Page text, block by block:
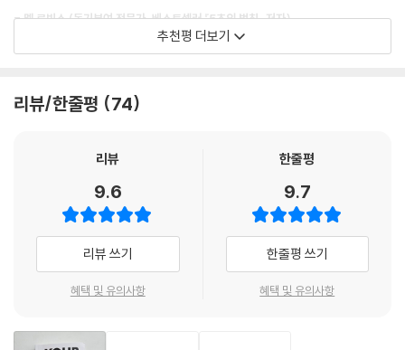
싫은 일, 절대로 보고 싶지 않은 영화, 출근이 꺼려지는 이유를 적어보자.
사람이든 사물이든 당신을 불쾌하게 하는 것을 총망라하자. 솔직하게 적
스마스에 수지 이모를 볼 생각만 해도 치가 떨린다면 그 이름도 목록에 올
리자. … 그런 것을 하나로 묶는 주제가 무엇인가? 그것을 알고 그 반대를
치’라면 당신의 한 단어는 ‘관심’이 될 수 있다. 반대 주제가 ‘낙담’이라면 한
단어는 ‘의욕’이 될 것이다. ‘파괴하다’는 ‘창조하다’로 바뀐다. ‘미움’은 ‘사
랑’이 된다.
--- p.104~105
당신의 한 단어는 팀원이 계획을 세우고 의사결정을 하고 행동에 방향성을
제시할 수 있어야 한다. 당신의 한 단어는 당신의 경영 철학이다. 어떤 주요
야 한다. 한 단어는 당신이 하는 행동의 방향성을 정하는 최고의 도구이다.
삶과 일, 관계, 사업의 성공은
결국 당신의 본질로부터 시작된다!
명의 구독자를 보유한 인기 크리에이터이자 사업가로 성공했다. 자신의 본
질을 담은, 앞으로의 일과 삶에 추진력을 제공할 ‘코어’가 되어줄 한 단어를
찾았을 뿐인데 300달러짜리 인생에서 존슨앤드존슨, 마이크로소프트 등
전 세계 30여 개국에서 고객을 확보한 성공한 CEO이자 수많은 창업가들
에게 영감을 주는 인플루언서로 극적인 반전을 이루어낸 것이다!
그는 자신을 성공으로 이끈 한 단어를 찾는 과정을 코어-캠페인-컴퍼니
- 멜 로빈스 (동기부여 전문가, 베스트셀러 『5초의 법칙』 저자)
- 라이언 홀리데이 (실리콘밸리의 철학 멘토, 베스트셀러 『데일리 필로소피』 저자)
수많은 기업가가 그에게 집중할 수밖에 없다. 그들이 어떻게 더 많은 가치
를 얻어낼 수 있는지 정확하게 알려주기 때문이다.
- 토니 로빈스(앤서니 라빈스) (세계적 자산가이자 동기부여 전문가, 베스트셀러 『네
안에 잠든 거인을 깨워라』 저자)
그는 역사상 가장 위대한 선구자 나폴레온 힐의 현대적 버전이다.
추천평 더보기
리뷰/한줄평 74
리뷰
9.6
리뷰 쓰기
혜택 및 유의사항
한줄평
9.7
한줄평 쓰기
혜택 및 유의사항